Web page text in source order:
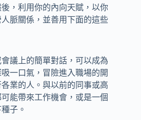
，利用你的內向天賦，以你
脈關係，並善用下面的這些
議上的簡單對話，可以成為
一口氣，冒險進入職場的開
業的人。與以前的同事或高
能帶來工作機會，或是一個
子。